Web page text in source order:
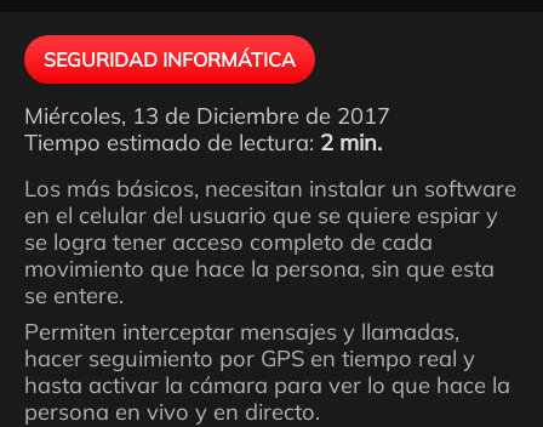
SEGURIDAD INFORMÁTICA
Miércoles, 13 de Diciembre de 2017
Tiempo estimado de lectura: 2 min.
Los más básicos, necesitan instalar un software
en el celular del usuario que se quiere espiar y
se logra tener acceso completo de cada
movimiento que hace la persona, sin que esta
se entere.
Permiten interceptar mensajes y llamadas,
hacer seguimiento por GPS en tiempo real y
hasta activar la cámara para ver lo que hace la
persona en vivo y en directo.